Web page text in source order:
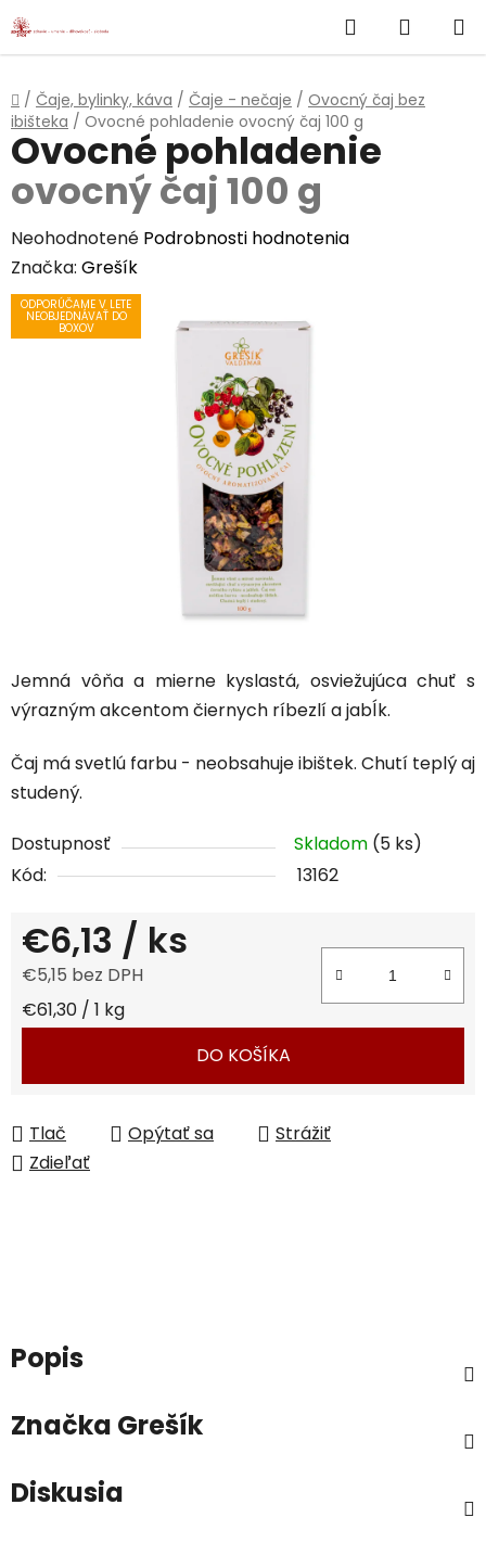
Prejsť
na
Hľadať
KOŠÍK
Domov
/ Čaje, bylinky, káva / Čaje - nečaje / Ovocný čaj bez
ibišteka / Ovocné pohladenie ovocný čaj 100 g
Jemná vôňa a mierne kyslastá, osviežujúca chuť s
výrazným akcentom čiernych ríbezlí a jabĺk.
Čaj má svetlú farbu - neobsahuje ibištek. Chutí teplý aj
studený.
Dostupnosť Skladom (5 ks)
Kód:
13162
€6,13 / ks
€5,15 bez DPH
Jednotková cena:
€61,30 / 1 kg
DO KOŠÍKA
Tlač Opýtať sa
Strážiť
Zdieľať
Ovocné pohladenie
ovocný čaj 100 g
Priemerné
hodnotenie
produktu
Neohodnotené Podrobnosti hodnotenia
Značka: Grešík
ODPORÚČAME V LETE
NEOBJEDNÁVAŤ DO
BOXOV
Popis
Značka Grešík
Diskusia